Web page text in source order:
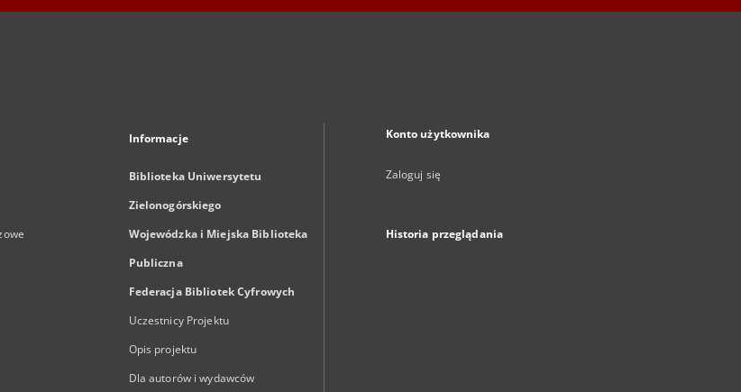
Informacje
Biblioteka Uniwersytetu
Zielonogórskiego
Wojewódzka i Miejska Biblioteka
Publiczna
Federacja Bibliotek Cyfrowych
Uczestnicy Projektu
Opis projektu
Dla autorów i wydawców
Konto użytkownika
Zaloguj się
Historia przeglądania